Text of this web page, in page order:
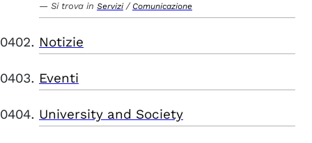
Si trova in Servizi / Comunicazione
Notizie
Eventi
University and Society